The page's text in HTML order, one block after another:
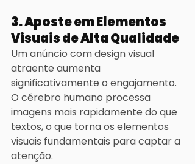
3. Aposte em Elementos
Visuais de Alta Qualidade
Um anúncio com design visual
atraente aumenta
significativamente o engajamento.
O cérebro humano processa
imagens mais rapidamente do que
textos, o que torna os elementos
visuais fundamentais para captar a
atenção.